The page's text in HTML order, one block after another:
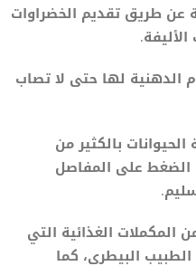
عن طريق تقديم الخضراوات
الدهنية لها حتى لا تصاب
بالكثير من
الضغط على المفاصل
المكملات الغذائية التي
البيطري، كما